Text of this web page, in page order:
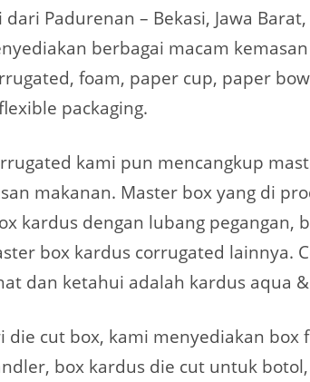
dari Padurenan – Bekasi, Jawa
berbagai macam
foam, paper cup, paper
packaging.
kami pun mencangkup
makanan. Master box yang di
kardus dengan lubang pegangan,
box kardus corrugated lainnya.
dan ketahui adalah kardus aqua
die cut box, kami menyediakan box
box kardus die cut untuk